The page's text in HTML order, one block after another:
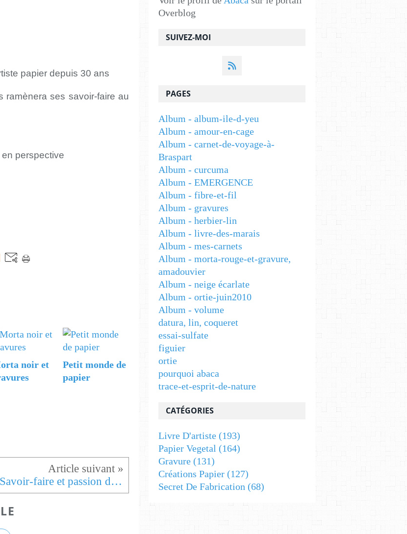
papier depuis 30 ans
ramènera ses savoir-faire au
perspective
noir et
Petit monde de
papier
Savoir-faire et passion de femmes
SUIVEZ-MOI
Overblog
PAGES
Album - album-ile-d-yeu
Album - amour-en-cage
Album - carnet-de-voyage-à-
Braspart
Album - curcuma
Album - EMERGENCE
Album - fibre-et-fil
Album - gravures
Album - herbier-lin
Album - livre-des-marais
Album - mes-carnets
Album - morta-rouge-et-gravure,
amadouvier
Album - neige écarlate
Album - ortie-juin2010
Album - volume
datura, lin, coqueret
essai-sulfate
figuier
ortie
pourquoi abaca
trace-et-esprit-de-nature
CATÉGORIES
Livre D'artiste (193)
Papier Vegetal (164)
Gravure (131)
Créations Papier (127)
Secret De Fabrication (68)